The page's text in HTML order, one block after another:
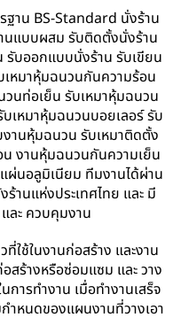
ฐาน BS-Standard นั่งร้าน
นแบบผสม รับติดตั้งนั่งร้าน
รับออกแบบนั่งร้าน รับเขียน
หมาหุ้มฉนวนกันความร้อน
นท่อเย็น รับเหมาหุ้มฉนวน
เหมาหุ้มฉนวนบอยเลอร์ รับ
านหุ้มฉนวน รับเหมาติดตั้ง
งานหุ้มฉนวนกันความเย็น
นอลูมิเนียม ทีมงานได้ผ่าน
านแห่งประเทศไทย และ มี
ละ ควบคุมงาน
ใช้ในงานก่อสร้าง และงาน
ร้างหรือซ่อมแซม และ วาง
ารทำงาน เมื่อทำงานเสร็จ
หนดของแผนงานที่วางเอา